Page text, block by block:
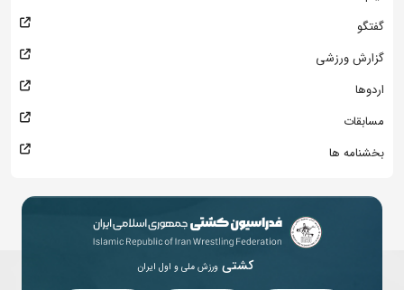
گفتگو
گزارش ورزشی
اردوها
مسابقات
بخشنامه ها
کشتی ورزش ملی و اول ایران